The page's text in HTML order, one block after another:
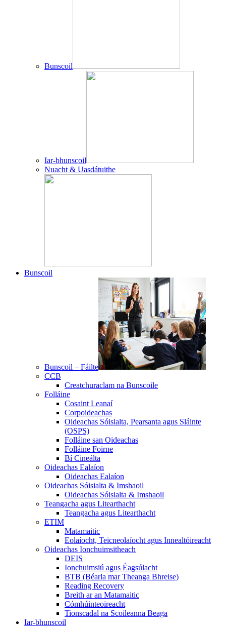
Bunscoil
Iar-bhunscoil
Nuacht & Uasdátuithe
Bunscoil
Bunscoil – Fáilte
CCB
Creatchuraclam na Bunscoile
Folláine
Cosaint Leanaí
Corpoideachas
Oideachas Sóisialta, Pearsanta agus Sláinte
(OSPS)
Folláine san Oideachas
Folláine Foirne
Bí Cineálta
Oideachas Ealaíon
Oideachas Ealaíon
Oideachas Sóisialta & Imshaoil
Oideachas Sóisialta & Imshaoil
Teangacha agus Litearthacht
Teangacha agus Litearthacht
ETIM
Matamaitic
Eolaíocht, Teicneolaíocht agus Innealtóireacht
Oideachas Ionchuimsitheach
DEIS
Ionchuimsiú agus Éagsúlacht
BTB (Béarla mar Theanga Bhreise)
Reading Recovery
Breith ar an Matamaitic
Cómhúinteoireacht
Tionscadal na Scoileanna Beaga
Iar-bhunscoil